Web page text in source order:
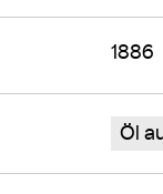
1886
Öl